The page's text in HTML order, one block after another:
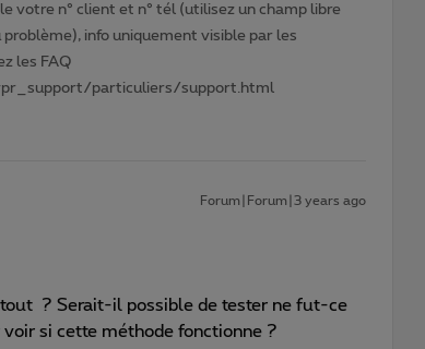
votre n° client et n° tél (utilisez un champ libre
info uniquement visible par les
les FAQ
particuliers/support.html
Forum|Forum|3 years ago
tout ? Serait-il possible de tester ne fut-ce
si cette méthode fonctionne ?